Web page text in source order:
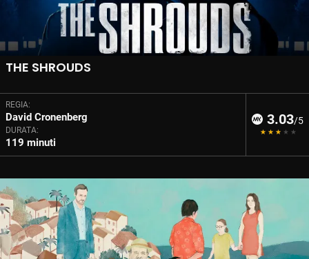
THE SHROUDS
REGIA:
David Cronenberg
DURATA:
119 minuti
3.03/5